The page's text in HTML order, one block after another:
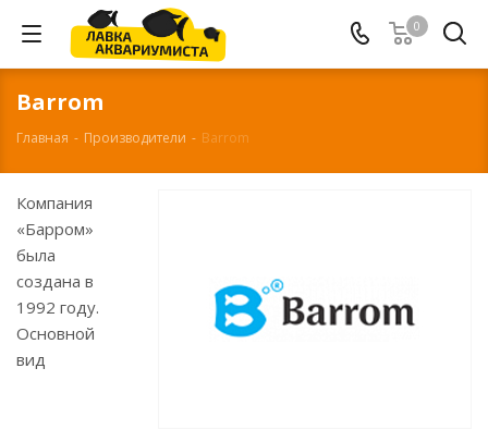
0
Barrom
Главная - Производители - Barrom
Компания
«Барром»
была
создана в
1992 году.
Основной
вид